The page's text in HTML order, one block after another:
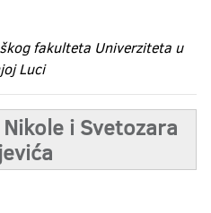
fakulteta Univerziteta u
Luci
i Svetozara